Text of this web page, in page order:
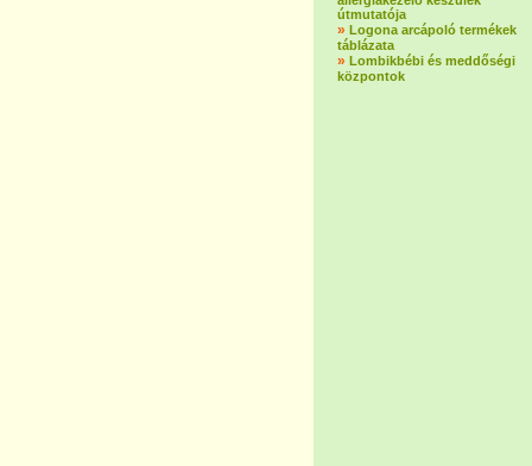
útmutatója
» Logona arcápoló termékek
táblázata
» Lombikbébi és meddőségi
központok